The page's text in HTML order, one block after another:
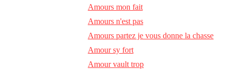
Amours mon fait
Amours n'est pas
Amours partez je vous donne la chasse
Amour sy fort
Amour vault trop